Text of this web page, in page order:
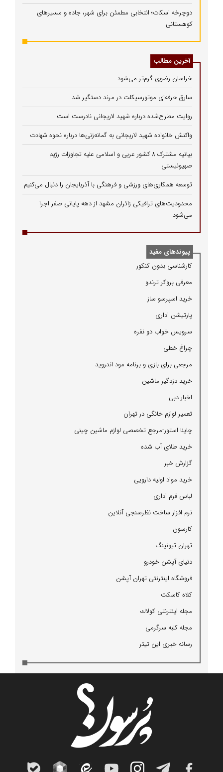
دوچرخه اسکات؛ انتخابی مطمئن برای شهر، جاده و مسیرهای
کوهستانی
آخرین مطالب
خراسان رضوی گرم‌تر می‌شود
سارق حرفه‌ای موتورسیکلت در مرند دستگیر شد
روایت مطرح‌شده درباره شهید لاریجانی نادرست است
واکنش خانواده شهید لاریجانی به گمانه‌زنی‌ها درباره نحوه شهادت
بیانیه مشترک ۸ کشور عربی و اسلامی علیه تجاوزات رژیم
صهیونیستی
توسعه همکاری‌های ورزشی و فرهنگی با آذربایجان را دنبال می‌کنیم
محدودیت‌های ترافیکی زائران مشهد از دهه پایانی صفر اجرا
می‌شود
پیوندهای مفید
كارشناسی بدون كنكور
معرفی بروكر ترندو
خرید اسپرسو ساز
پارتیشن اداری
سرویس خواب دو نفره
چراغ خطی
مرجعی برای بازی و برنامه مود اندروید
خرید دزدگیر ماشین
اخبار دبی
تعمیر لوازم خانگی در تهران
چاینا استور-مرجع تخصصی لوازم ماشین چینی
خرید طلای آب شده
گزارش خبر
خرید مواد اولیه دارویی
لباس فرم اداری
نرم افزار ساخت نظرسنجی آنلاین
كارسون
تهران تیونینگ
دنیای آپشن خودرو
فروشگاه اینترنتی تهران آپشن
كلاه كاسكت
مجله اینترنتی كولاك
مجله كلبه سرگرمی
رسانه خبری این تیتر